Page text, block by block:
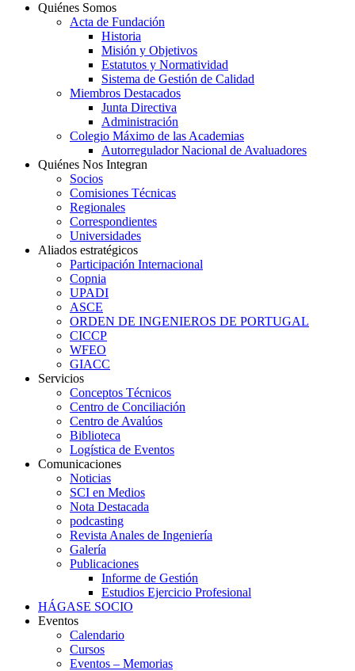
Quiénes Somos
Acta de Fundación
Historia
Misión y Objetivos
Estatutos y Normatividad
Sistema de Gestión de Calidad
Miembros Destacados
Junta Directiva
Administración
Colegio Máximo de las Academias
Autorregulador Nacional de Avaluadores
Quiénes Nos Integran
Socios
Comisiones Técnicas
Regionales
Correspondientes
Universidades
Aliados estratégicos
Participación Internacional
Copnia
UPADI
ASCE
ORDEN DE INGENIEROS DE PORTUGAL
CICCP
WFEO
GIACC
Servicios
Conceptos Técnicos
Centro de Conciliación
Centro de Avalúos
Biblioteca
Logística de Eventos
Comunicaciones
Noticias
SCI en Medios
Nota Destacada
podcasting
Revista Anales de Ingeniería
Galería
Publicaciones
Informe de Gestión
Estudios Ejercicio Profesional
HÁGASE SOCIO
Eventos
Calendario
Cursos
Eventos – Memorias